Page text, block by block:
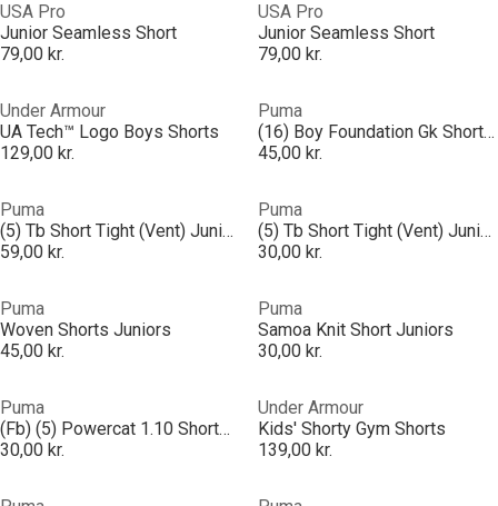
USA Pro
Junior Seamless Short
79,00 kr.
USA Pro
Junior Seamless Short
79,00 kr.
Under Armour
UA Tech™ Logo Boys Shorts
129,00 kr.
Puma
(16) Boy Foundation Gk Short Juniors
45,00 kr.
Puma
(5) Tb Short Tight (Vent) Juniors
59,00 kr.
Puma
(5) Tb Short Tight (Vent) Juniors
30,00 kr.
Puma
Woven Shorts Juniors
45,00 kr.
Puma
Samoa Knit Short Juniors
30,00 kr.
Puma
(Fb) (5) Powercat 1.10 Shorts Juniors
30,00 kr.
Under Armour
Kids' Shorty Gym Shorts
139,00 kr.